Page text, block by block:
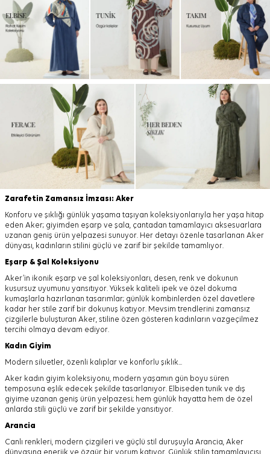
Zarafetin Zamansız İmzası: Aker
Konforu ve şıklığı günlük yaşama taşıyan koleksiyonlarıyla her yaşa hitap
eden Aker; giyimden eşarp ve şala, çantadan tamamlayıcı aksesuarlara
uzanan geniş ürün yelpazesi sunuyor. Her detayı özenle tasarlanan Aker
dünyası, kadınların stilini güçlü ve zarif bir şekilde tamamlıyor.
Eşarp & Şal Koleksiyonu
Aker’in ikonik eşarp ve şal koleksiyonları, desen, renk ve dokunun
kusursuz uyumunu yansıtıyor. Yüksek kaliteli ipek ve özel dokuma
kumaşlarla hazırlanan tasarımlar; günlük kombinlerden özel davetlere
kadar her stile zarif bir dokunuş katıyor. Mevsim trendlerini zamansız
çizgilerle buluşturan Aker, stiline özen gösteren kadınların vazgeçilmez
tercihi olmaya devam ediyor.
Kadın Giyim
Modern siluetler, özenli kalıplar ve konforlu şıklık...
Aker kadın giyim koleksiyonu, modern yaşamın gün boyu süren
temposuna eşlik edecek şekilde tasarlanıyor. Elbiseden tunik ve dış
giyime uzanan geniş ürün yelpazesi; hem günlük hayatta hem de özel
anlarda stili güçlü ve zarif bir şekilde yansıtıyor.
Arancia
Canlı renkleri, modern çizgileri ve güçlü stil duruşuyla Arancia, Aker
dünyasına enerjik ve özgür bir yorum katıyor. Günlük stilin tamamlayıcısı